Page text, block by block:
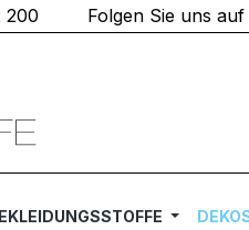
200 Folgen Sie uns